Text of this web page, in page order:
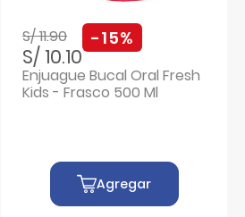
Precio rebajado de
S/ 11.90
S/ 10.10
-15%
Enjuague Bucal Oral Fresh
Kids - Frasco 500 Ml
Agregar